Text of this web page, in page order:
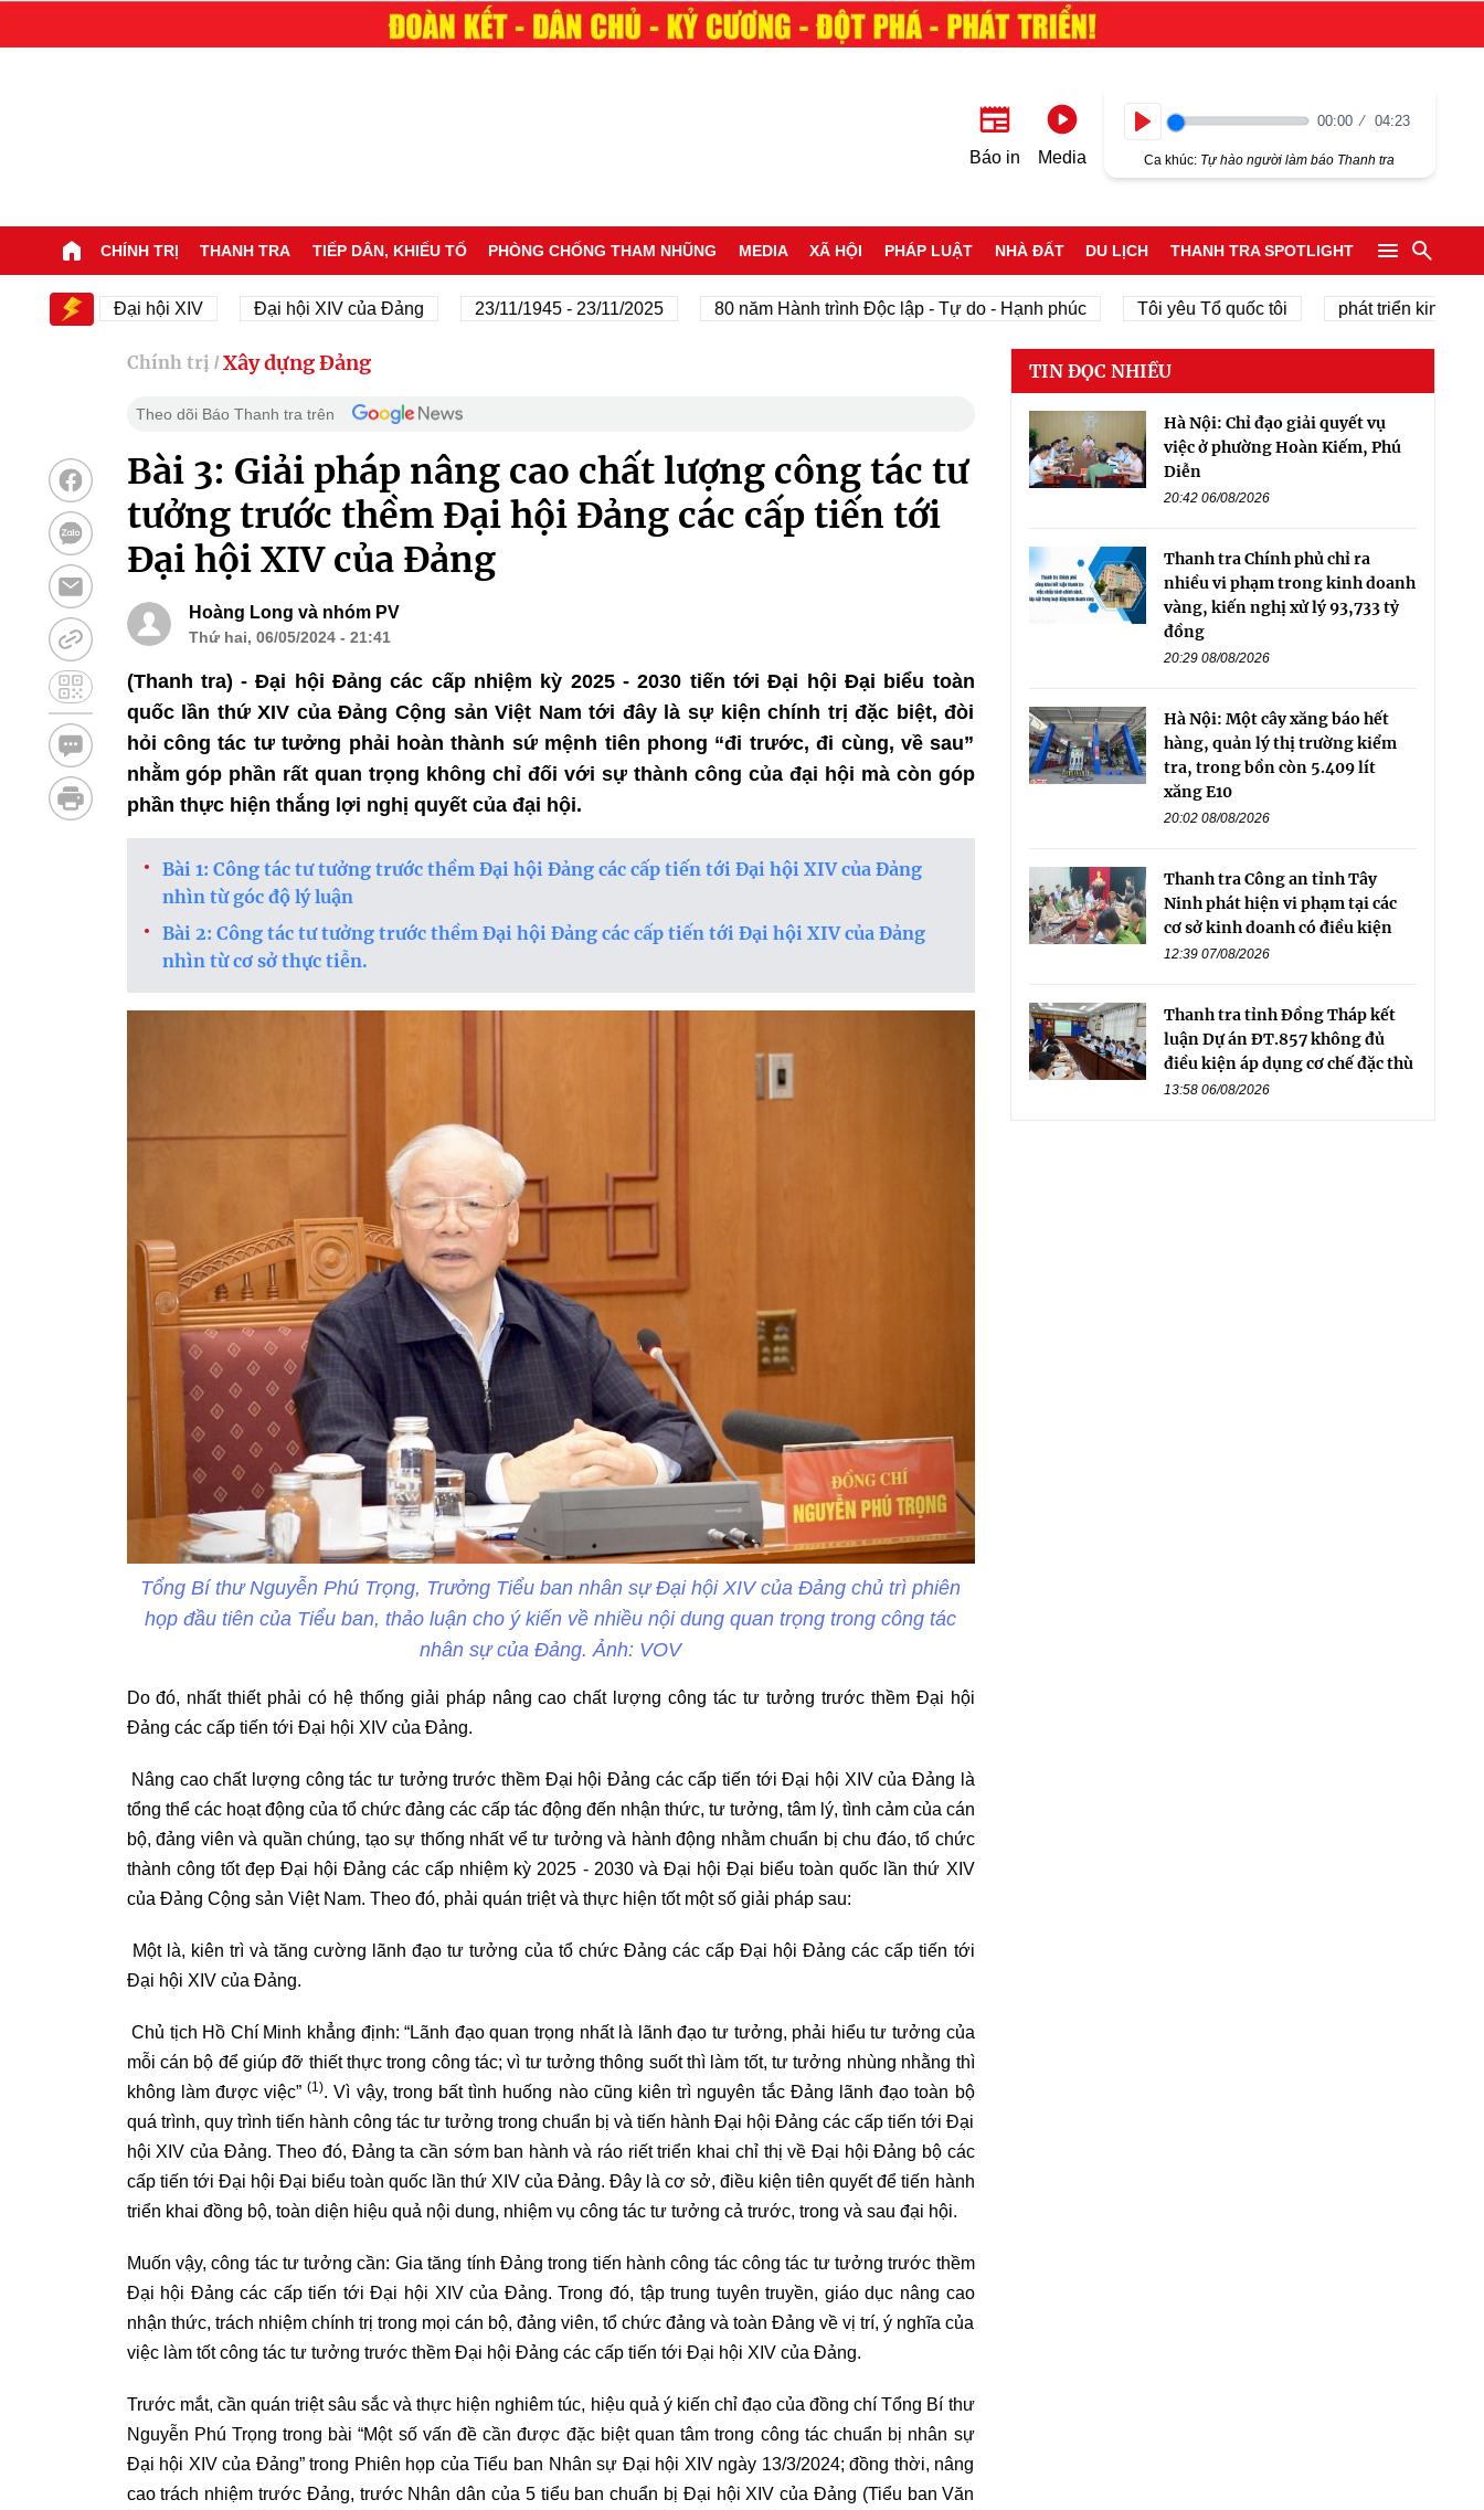
Báo in Media
00:00 04:23
Ca khúc: Tự hào người làm báo Thanh tra
CHÍNH TRỊ THANH TRA TIẾP DÂN, KHIẾU TỐ PHÒNG CHỐNG THAM NHŨNG MEDIA XÃ HỘI PHÁP LUẬT NHÀ ĐẤT DU LỊCH THANH TRA SPOTLIGHT
Đại hội XIV Đại hội XIV của Đảng 23/11/1945 - 23/11/2025 80 năm Hành trình Độc lập - Tự do - Hạnh phúc Tôi yêu Tổ quốc tôi phát triển kinh tế tư
Chính trị / Xây dựng Đảng
Theo dõi Báo Thanh tra trên
Bài 3: Giải pháp nâng cao chất lượng công tác tư
tưởng trước thềm Đại hội Đảng các cấp tiến tới
Đại hội XIV của Đảng
Hoàng Long và nhóm PV
Thứ hai, 06/05/2024 - 21:41
(Thanh tra) - Đại hội Đảng các cấp nhiệm kỳ 2025 - 2030 tiến tới Đại hội Đại biểu toàn
quốc lần thứ XIV của Đảng Cộng sản Việt Nam tới đây là sự kiện chính trị đặc biệt, đòi
hỏi công tác tư tưởng phải hoàn thành sứ mệnh tiên phong “đi trước, đi cùng, về sau”
nhằm góp phần rất quan trọng không chỉ đối với sự thành công của đại hội mà còn góp
phần thực hiện thắng lợi nghị quyết của đại hội.
​Bài 1: Công tác tư tưởng trước thềm Đại hội Đảng các cấp tiến tới Đại hội XIV của Đảng
nhìn từ góc độ lý luận
Bài 2: Công tác tư tưởng trước thềm Đại hội Đảng các cấp tiến tới Đại hội XIV của Đảng
nhìn từ cơ sở thực tiễn.
Tổng Bí thư Nguyễn Phú Trọng, Trưởng Tiểu ban nhân sự Đại hội XIV của Đảng chủ trì phiên
họp đầu tiên của Tiểu ban, thảo luận cho ý kiến về nhiều nội dung quan trọng trong công tác
nhân sự của Đảng. Ảnh: VOV
Do đó, nhất thiết phải có hệ thống giải pháp nâng cao chất lượng công tác tư tưởng trước thềm Đại hội
Đảng các cấp tiến tới Đại hội XIV của Đảng.
Nâng cao chất lượng công tác tư tưởng trước thềm Đại hội Đảng các cấp tiến tới Đại hội XIV của Đảng là
tổng thể các hoạt động của tổ chức đảng các cấp tác động đến nhận thức, tư tưởng, tâm lý, tình cảm của cán
bộ, đảng viên và quần chúng, tạo sự thống nhất vể tư tưởng và hành động nhằm chuẩn bị chu đáo, tổ chức
thành công tốt đẹp Đại hội Đảng các cấp nhiệm kỳ 2025 - 2030 và Đại hội Đại biểu toàn quốc lần thứ XIV
của Đảng Cộng sản Việt Nam. Theo đó, phải quán triệt và thực hiện tốt một số giải pháp sau:
Một là, kiên trì và tăng cường lãnh đạo tư tưởng của tổ chức Đảng các cấp Đại hội Đảng các cấp tiến tới
Đại hội XIV của Đảng.
Chủ tịch Hồ Chí Minh khẳng định: “Lãnh đạo quan trọng nhất là lãnh đạo tư tưởng, phải hiểu tư tưởng của
mỗi cán bộ để giúp đỡ thiết thực trong công tác; vì tư tưởng thông suốt thì làm tốt, tư tưởng nhùng nhằng thì
không làm được việc”(1). Vì vậy, trong bất tình huống nào cũng kiên trì nguyên tắc Đảng lãnh đạo toàn bộ
quá trình, quy trình tiến hành công tác tư tưởng trong chuẩn bị và tiến hành Đại hội Đảng các cấp tiến tới Đại
hội XIV của Đảng. Theo đó, Đảng ta cần sớm ban hành và ráo riết triển khai chỉ thị về Đại hội Đảng bộ các
cấp tiến tới Đại hội Đại biểu toàn quốc lần thứ XIV của Đảng. Đây là cơ sở, điều kiện tiên quyết để tiến hành
triển khai đồng bộ, toàn diện hiệu quả nội dung, nhiệm vụ công tác tư tưởng cả trước, trong và sau đại hội.
Muốn vậy, công tác tư tưởng cần: Gia tăng tính Đảng trong tiến hành công tác công tác tư tưởng trước thềm
Đại hội Đảng các cấp tiến tới Đại hội XIV của Đảng. Trong đó, tập trung tuyên truyền, giáo dục nâng cao
nhận thức, trách nhiệm chính trị trong mọi cán bộ, đảng viên, tổ chức đảng và toàn Đảng về vị trí, ý nghĩa của
việc làm tốt công tác tư tưởng trước thềm Đại hội Đảng các cấp tiến tới Đại hội XIV của Đảng.
Trước mắt, cần quán triệt sâu sắc và thực hiện nghiêm túc, hiệu quả ý kiến chỉ đạo của đồng chí Tổng Bí thư
Nguyễn Phú Trọng trong bài “Một số vấn đề cần được đặc biệt quan tâm trong công tác chuẩn bị nhân sự
Đại hội XIV của Đảng” trong Phiên họp của Tiểu ban Nhân sự Đại hội XIV ngày 13/3/2024; đồng thời, nâng
cao trách nhiệm trước Đảng, trước Nhân dân của 5 tiểu ban chuẩn bị Đại hội XIV của Đảng (Tiểu ban Văn
TIN ĐỌC NHIỀU
Hà Nội: Chỉ đạo giải quyết vụ
việc ở phường Hoàn Kiếm, Phú
Diễn
20:42 06/08/2026
Thanh tra Chính phủ chỉ ra
nhiều vi phạm trong kinh doanh
vàng, kiến nghị xử lý 93,733 tỷ
đồng
20:29 08/08/2026
Hà Nội: Một cây xăng báo hết
hàng, quản lý thị trường kiểm
tra, trong bồn còn 5.409 lít
xăng E10
20:02 08/08/2026
Thanh tra Công an tỉnh Tây
Ninh phát hiện vi phạm tại các
cơ sở kinh doanh có điều kiện
12:39 07/08/2026
Thanh tra tỉnh Đồng Tháp kết
luận Dự án ĐT.857 không đủ
điều kiện áp dụng cơ chế đặc thù
13:58 06/08/2026